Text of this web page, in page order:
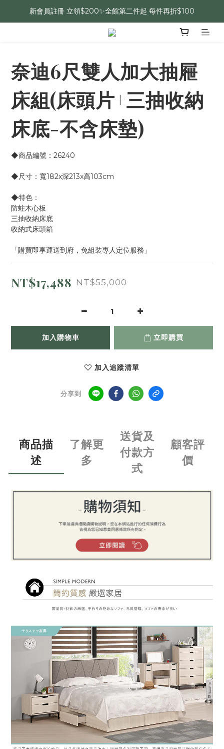
新會員註冊 立領$200✨全館第二件起 每件再折$100
奈迪6尺雙人加大抽屜
床組(床頭片+三抽收納
床底-不含床墊)
◆商品編號：26240
◆尺寸：寬182x深213x高103cm
◆特色：
防蛀木心板
三抽收納床底
收納式床頭箱
「購買即享運送到府，免組裝專人定位服務」
NT$17,488 NT$55,000
加入購物車 立即購買
加入追蹤清單
分享到
商品描
述
了解更
多
送貨及
付款方
式
顧客評
價